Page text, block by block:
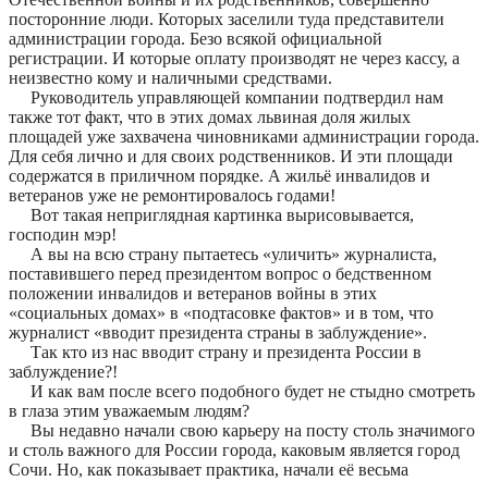
посторонние люди. Которых заселили туда представители
администрации города. Безо всякой официальной
регистрации. И которые оплату производят не через кассу, а
неизвестно кому и наличными средствами.
Руководитель управляющей компании подтвердил нам
также тот факт, что в этих домах львиная доля жилых
площадей уже захвачена чиновниками администрации города.
Для себя лично и для своих родственников. И эти площади
содержатся в приличном порядке. А жильё инвалидов и
ветеранов уже не ремонтировалось годами!
Вот такая неприглядная картинка вырисовывается,
господин мэр!
А вы на всю страну пытаетесь «уличить» журналиста,
поставившего перед президентом вопрос о бедственном
положении инвалидов и ветеранов войны в этих
«социальных домах» в «подтасовке фактов» и в том, что
журналист «вводит президента страны в заблуждение».
Так кто из нас вводит страну и президента России в
заблуждение?!
И как вам после всего подобного будет не стыдно смотреть
в глаза этим уважаемым людям?
Вы недавно начали свою карьеру на посту столь значимого
и столь важного для России города, каковым является город
Сочи. Но, как показывает практика, начали её весьма